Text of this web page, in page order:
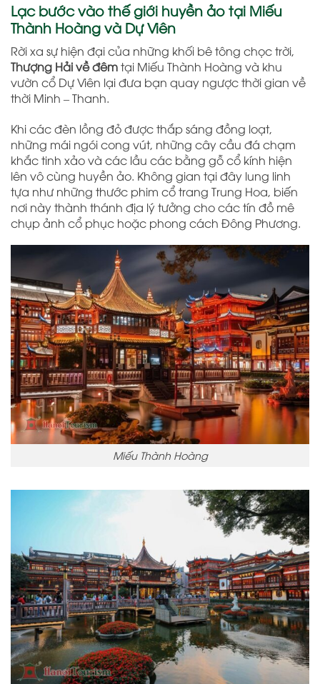
Lạc bước vào thế giới huyền ảo tại Miếu
Thành Hoàng và Dự Viên
Rời xa sự hiện đại của những khối bê tông chọc trời,
Thượng Hải về đêmtại Miếu Thành Hoàng và khu
vườn cổ Dự Viên lại đưa bạn quay ngược thời gian về
thời Minh – Thanh.
Khi các đèn lồng đỏ được thắp sáng đồng loạt,
những mái ngói cong vút, những cây cầu đá chạm
khắc tinh xảo và các lầu các bằng gỗ cổ kính hiện
lên vô cùng huyền ảo. Không gian tại đây lung linh
tựa như những thước phim cổ trang Trung Hoa, biến
nơi này thành thánh địa lý tưởng cho các tín đồ mê
chụp ảnh cổ phục hoặc phong cách Đông Phương.
Miếu Thành Hoàng